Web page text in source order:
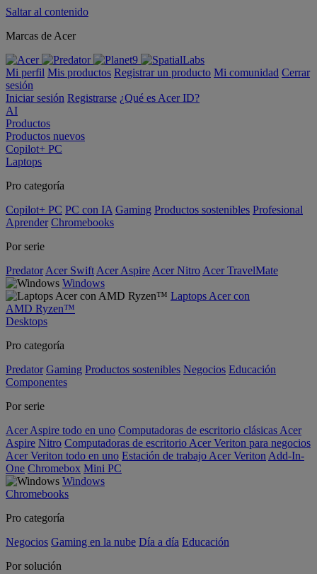
Saltar al contenido
Marcas de Acer
Mi perfil Mis productos Registrar un producto Mi comunidad Cerrar
sesión
Iniciar sesión Registrarse ¿Qué es Acer ID?
AI
Productos
Productos nuevos
Copilot+ PC
Laptops
Pro categoría
Copilot+ PC PC con IA Gaming Productos sostenibles Profesional
Aprender Chromebooks
Por serie
Predator Acer Swift Acer Aspire Acer Nitro Acer TravelMate
Windows
Laptops Acer con
AMD Ryzen™
Desktops
Pro categoría
Predator Gaming Productos sostenibles Negocios Educación
Componentes
Por serie
Acer Aspire todo en uno Computadoras de escritorio clásicas Acer
Aspire Nitro Computadoras de escritorio Acer Veriton para negocios
Acer Veriton todo en uno Estación de trabajo Acer Veriton Add-In-
One Chromebox Mini PC
Windows
Chromebooks
Pro categoría
Negocios Gaming en la nube Día a día Educación
Por solución